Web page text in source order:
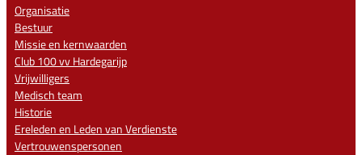
Organisatie
Bestuur
Missie en kernwaarden
Club 100 vv Hardegarijp
Vrijwilligers
Medisch team
Historie
Ereleden en Leden van Verdienste
Vertrouwenspersonen